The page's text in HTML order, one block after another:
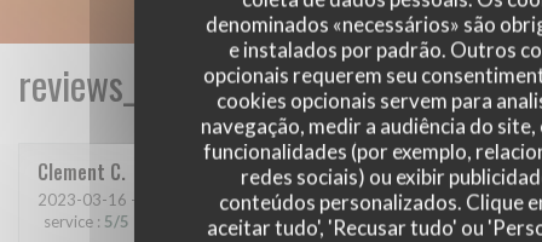
denominados «necessários» são
e instalados por padrão. Outros
opcionais requerem seu
cookies opcionais servem para
navegação, medir a audiência do
funcionalidades (por exemplo,
redes sociais) ou exibir
conteúdos personalizados. Clique
aceitar tudo', 'Recusar tudo' ou
Clement C
2023-03-16 - 21:00 - guests 6
service : 5/5 :5/5 menu: 5/5 quality_price: 5/5